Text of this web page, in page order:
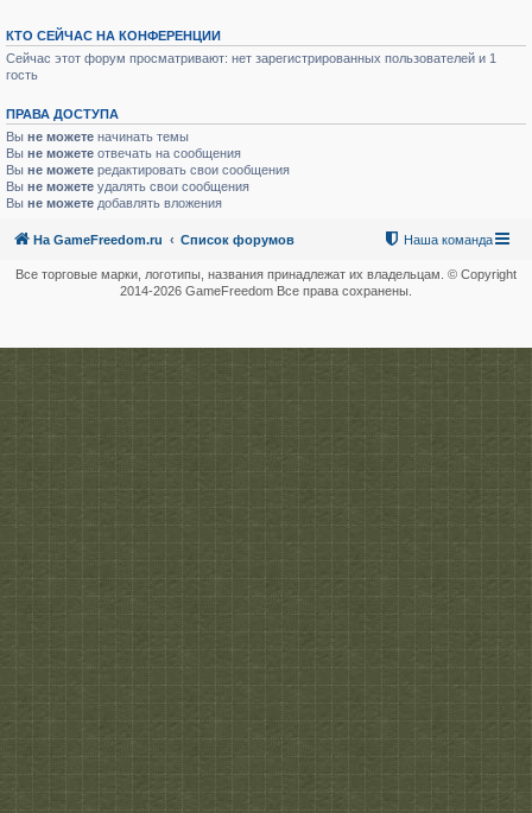
КТО СЕЙЧАС НА КОНФЕРЕНЦИИ
Сейчас этот форум просматривают: нет зарегистрированных пользователей и 1
гость
ПРАВА ДОСТУПА
Вы не можете начинать темы
Вы не можете отвечать на сообщения
Вы не можете редактировать свои сообщения
Вы не можете удалять свои сообщения
Вы не можете добавлять вложения
На GameFreedom.ru Список форумов Наша команда
Все торговые марки, логотипы, названия принадлежат их владельцам. © Copyright
2014-2026 GameFreedom Все права сохранены.